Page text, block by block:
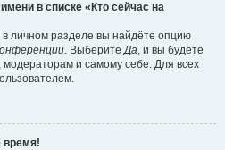
в списке «Кто сейчас на
личном разделе вы найдёте опцию
. ВыберитеДа, и вы будете
и самому себе. Для всех
время!